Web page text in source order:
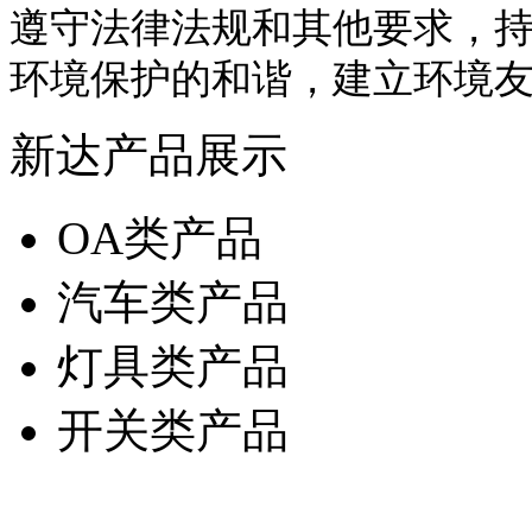
遵守法律法规和其他要求，
环境保护的和谐，建立环境
新达产品展示
OA类产品
汽车类产品
灯具类产品
开关类产品